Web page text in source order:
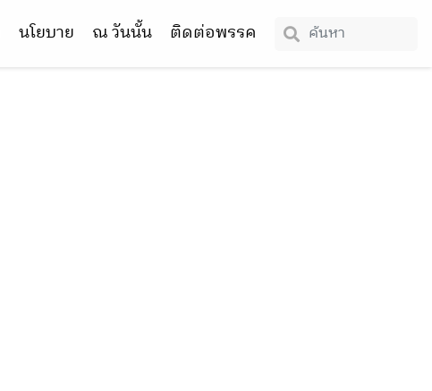
นโยบาย ณ วันนั้น ติดต่อพรรค